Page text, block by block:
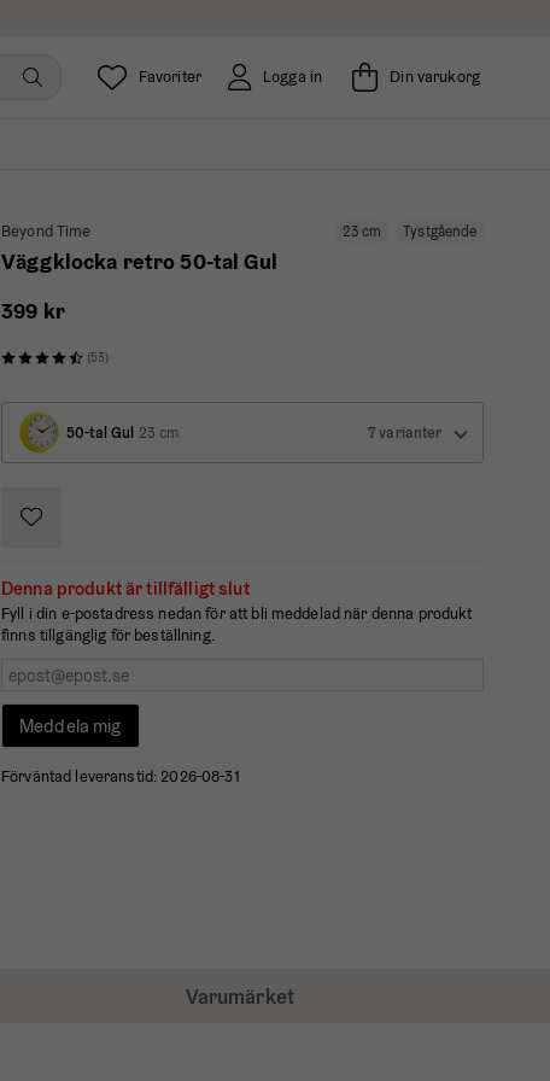
Din varukorg
Logga in
Favoriter
Tystgående
23 cm
Beyond Time
Väggklocka retro 50-tal Gul
399 kr
(53)
50-tal Gul 23 cm 7 varianter
Denna produkt är tillfälligt slut
Fyll i din e-postadress nedan för att bli meddelad när denna produkt
finns tillgänglig för beställning.
Meddela mig
Förväntad leveranstid: 2026-08-31
Varumärket